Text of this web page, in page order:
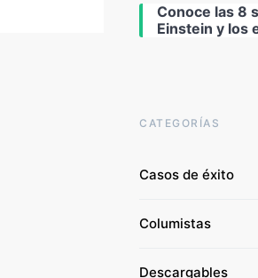
Conoce las 8
Einstein y los
CATEGORÍAS
Casos de éxito
Columistas
Descargables